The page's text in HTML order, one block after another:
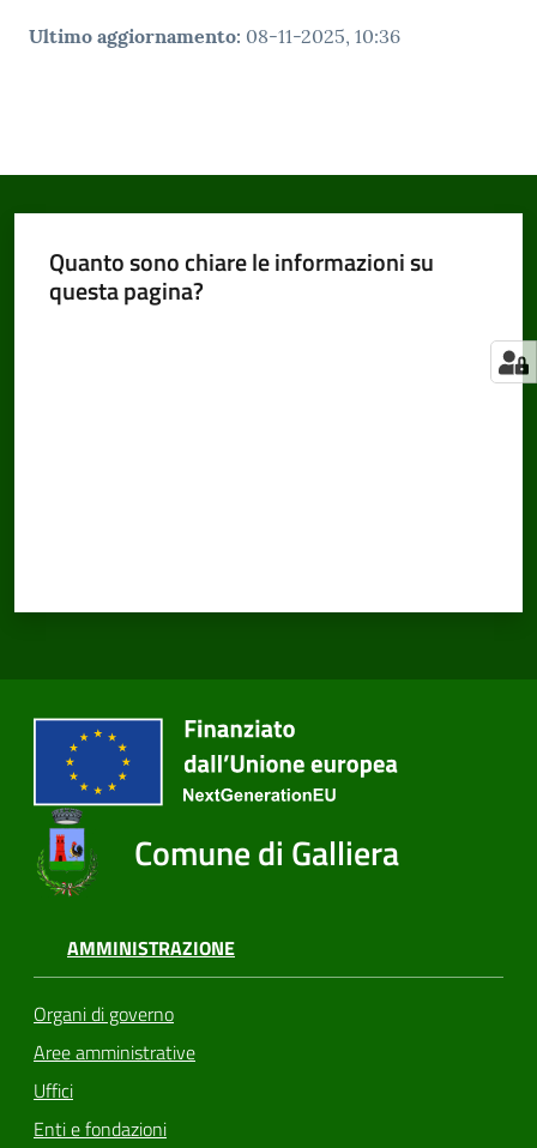
Ultimo aggiornamento: 08-11-2025, 10:36
Quanto sono chiare le informazioni su
questa pagina?
Comune di Galliera
AMMINISTRAZIONE
Organi di governo
Aree amministrative
Uffici
Enti e fondazioni